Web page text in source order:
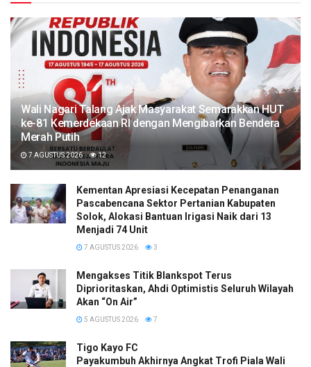
Wali Nagari Talang Ajak Masyarakat Semarakkan HUT
ke-81 Kemerdekaan RI dengan Mengibarkan Bendera
Merah Putih
7 AGUSTUS 2026 12
Kementan Apresiasi Kecepatan Penanganan
Pascabencana Sektor Pertanian Kabupaten
Solok, Alokasi Bantuan Irigasi Naik dari 13
Menjadi 74 Unit
7 AGUSTUS 2026 3
Mengakses Titik Blankspot Terus
Diprioritaskan, Ahdi Optimistis Seluruh Wilayah
Akan “On Air”
5 AGUSTUS 2026 7
Tigo Kayo FC
Payakumbuh Akhirnya Angkat Trofi Piala Wali